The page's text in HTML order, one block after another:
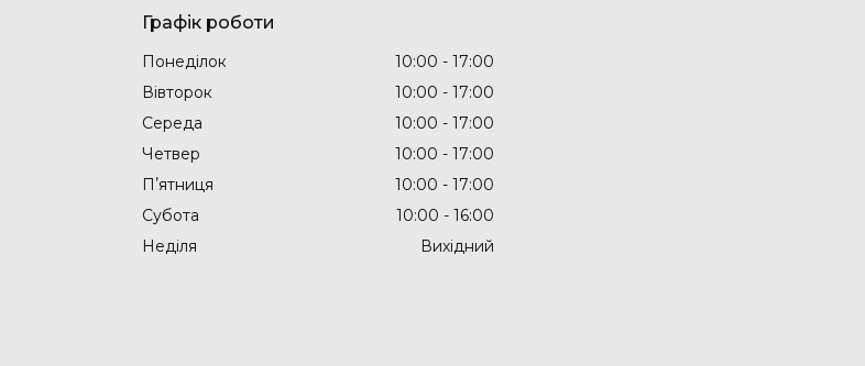
Графік роботи
Понеділок 10:00
17:00
Вівторок
10:00
17:00
Середа
10:00
17:00
Четвер
10:00
17:00
Пʼятниця
10:00
17:00
Субота
10:00
16:00
Неділя
Вихідний